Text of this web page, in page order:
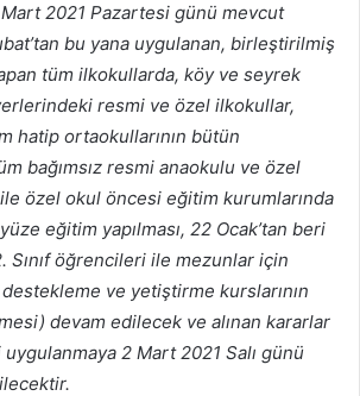
2021 Pazartesi günü mevcut
bu yana uygulanan, birleştirilmiş
tüm ilkokullarda, köy ve seyrek
resmi ve özel ilkokullar,
hatip ortaokullarının bütün
bağımsız resmi anaokulu ve özel
özel okul öncesi eğitim kurumlarında
eğitim yapılması, 22 Ocak’tan beri
Sınıf öğrencileri ile mezunlar için
destekleme ve yetiştirme kurslarının
devam edilecek ve alınan kararlar
2 Mart 2021 Salı günü